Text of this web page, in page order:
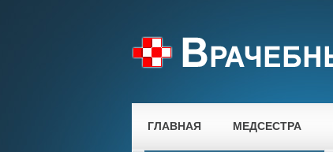
ГЛАВНАЯ МЕДСЕСТРА